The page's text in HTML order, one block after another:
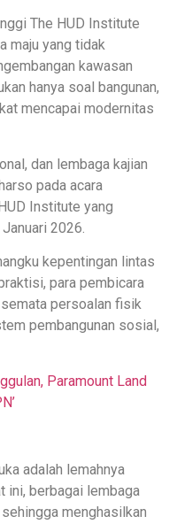
The HUD Institute
maju yang tidak
kawasan
hanya soal bangunan,
mencapai modernitas
dan lembaga kajian
pada acara
Institute yang
2026.
kepentingan lintas
para pembicara
persoalan fisik
pembangunan sosial,
Paramount Land
adalah lemahnya
ini, berbagai lembaga
menghasilkan